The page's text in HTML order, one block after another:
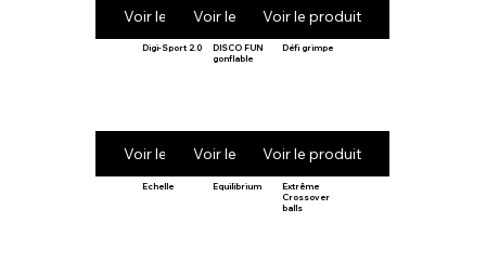
Voir le produitVoir le produitVoir le produit
Digi-Sport 2.0
Voir le produit
DISCO FUN
gonflable
Voir le produit
Défi grimpe
Voir le produit
Echelle Equilibrium
Extrême
Crossover
balls